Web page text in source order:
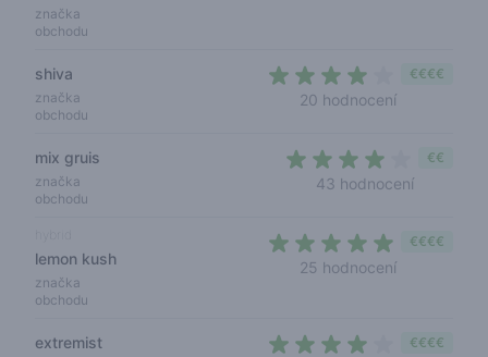
značka
obchodu
shiva
značka
obchodu
20 hodnocení
€€€€
mix gruis
značka
obchodu
43 hodnocení
€€
lemon kush
značka
obchodu
25 hodnocení
€€€€
extremist €€€€